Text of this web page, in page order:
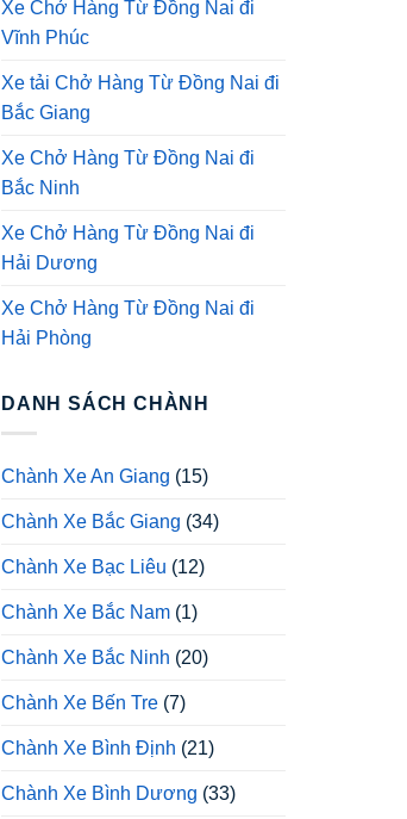
Xe Chở Hàng Từ Đồng Nai đi
Vĩnh Phúc
Xe tải Chở Hàng Từ Đồng Nai đi
Bắc Giang
Xe Chở Hàng Từ Đồng Nai đi
Bắc Ninh
Xe Chở Hàng Từ Đồng Nai đi
Hải Dương
Xe Chở Hàng Từ Đồng Nai đi
Hải Phòng
DANH SÁCH CHÀNH
Chành Xe An Giang (15)
Chành Xe Bắc Giang (34)
Chành Xe Bạc Liêu (12)
Chành Xe Bắc Nam (1)
Chành Xe Bắc Ninh (20)
Chành Xe Bến Tre (7)
Chành Xe Bình Định (21)
Chành Xe Bình Dương (33)